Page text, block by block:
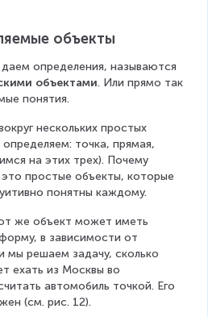
объекты
определения, называются
объектами. Или прямо так
понятия.
нескольких простых
точка, прямая,
на этих трех). Почему
простые объекты, которые
понятны каждому.
же объект может иметь
в зависимости от
мы решаем задачу, сколько
ехать из Москвы во
автомобиль точкой. Его
(см. рис. 12).